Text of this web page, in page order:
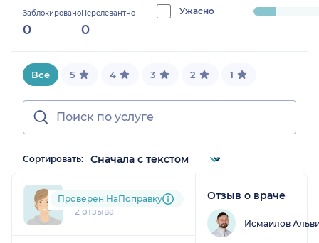
Заблокировано
0
Нерелевантно
0
2.083333333333333%
Ужасно
progress:
10.416666666666668%
Всё 5 4 3 2 1
Сортировать:
gus....@....ru
2 отзыва
Проверен НаПоправку Отзыв о враче
Исмаилов